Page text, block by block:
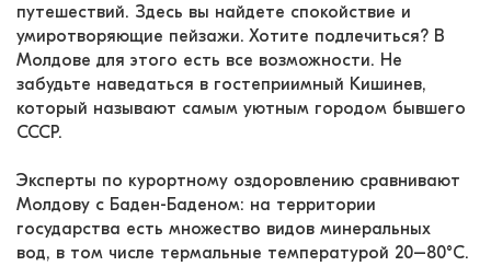
путешествий. Здесь вы найдете спокойствие и
умиротворяющие пейзажи. Хотите подлечиться? В
Молдове для этого есть все возможности. Не
забудьте наведаться в гостеприимный Кишинев,
который называют самым уютным городом бывшего
СССР.
Эксперты по курортному оздоровлению сравнивают
Молдову с Баден-Баденом: на территории
государства есть множество видов минеральных
вод, в том числе термальные температурой 20–80°С.